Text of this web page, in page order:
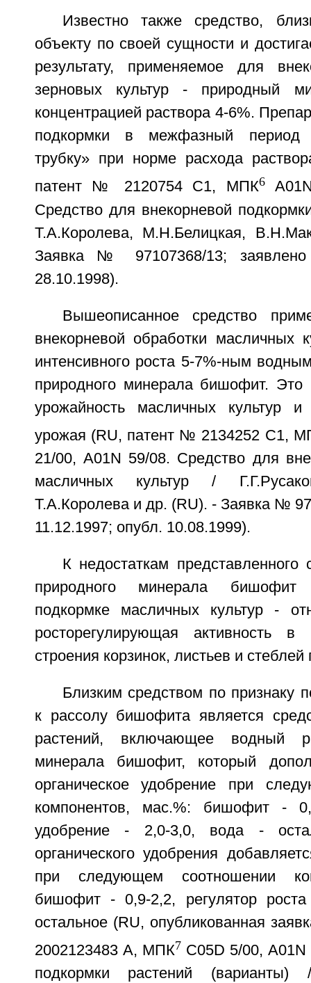
Известно также средство,
объекту по своей сущности и
результату, применяемое для
зерновых культур - природный
концентрацией раствора 4-6%.
подкормки в межфазный период
трубку» при норме расхода
патент № 2120754 С1, МПК6
Средство для внекорневой
Т.А.Королева, М.Н.Белицкая,
Заявка № 97107368/13; заявлено
28.10.1998).
Вышеописанное средство
внекорневой обработки масличных
интенсивного роста 5-7%-ным
природного минерала бишофит. Это
урожайность масличных культур и
урожая (RU, патент № 2134252 С1,
21/00, А01N 59/08. Средство для
масличных культур /
Т.А.Королева и др. (RU). - Заявка №
11.12.1997; опубл. 10.08.1999).
К недостаткам представленного
природного минерала бишофит
подкормке масличных культур -
росторегулирующая активность в
строения корзинок, листьев и стеблей
Близким средством по признаку
к рассолу бишофита является
растений, включающее водный
минерала бишофит, который
органическое удобрение при
компонентов, мас.%: бишофит -
удобрение - 2,0-3,0, вода -
органического удобрения
при следующем соотношении
бишофит - 0,9-2,2, регулятор
остальное (RU, опубликованная
2002123483 А, МПК7 С05D 5/00, А01N
подкормки растений